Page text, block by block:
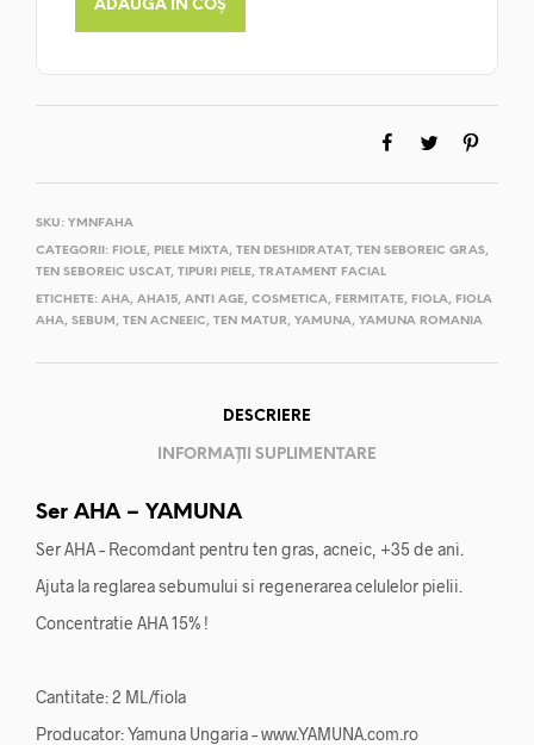
ADAUGĂ ÎN COȘ
SKU: YMNFAHA
CATEGORII: FIOLE, PIELE MIXTA, TEN DESHIDRATAT, TEN SEBOREIC GRAS,
TEN SEBOREIC USCAT, TIPURI PIELE, TRATAMENT FACIAL
ETICHETE: AHA, AHA15, ANTI AGE, COSMETICA, FERMITATE, FIOLA, FIOLA
AHA, SEBUM , TEN ACNEEIC, TEN MATUR, YAMUNA, YAMUNA ROMANIA
DESCRIERE
INFORMAȚII SUPLIMENTARE
Ser AHA – YAMUNA
Ser AHA – Recomdant pentru ten gras, acneic, +35 de ani.
Ajuta la reglarea sebumului si regenerarea celulelor pielii.
Concentratie AHA 15% !
Cantitate: 2 ML/fiola
Producator: Yamuna Ungaria – www.YAMUNA.com.ro